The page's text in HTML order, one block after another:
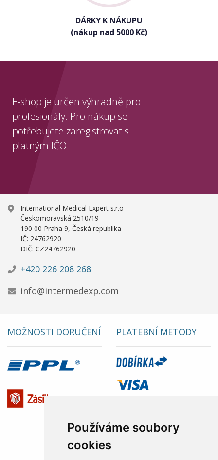
Používáme soubory
cookies
DÁRKY K NÁKUPU
(nákup nad 5000 Kč)
E-shop je určen výhradně pro
profesionály. Pro nákup se
potřebujete zaregistrovat s
platným IČO.
International Medical Expert s.r.o
Českomoravská 2510/19
190 00 Praha 9, Česká republika
IČ: 24762920
DIČ: CZ24762920
+420 226 208 268
info@intermedexp.com
MOŽNOSTI DORUČENÍ PLATEBNÍ METODY